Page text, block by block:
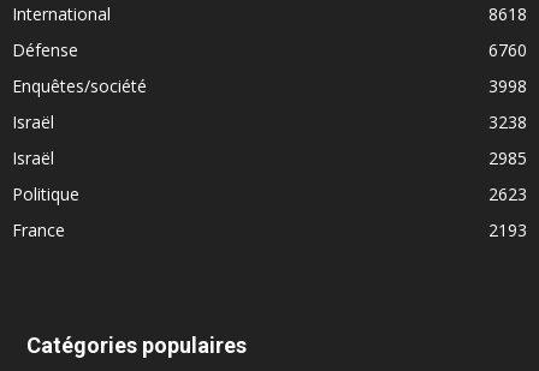
International
8618
Défense
6760
Enquêtes/société
3998
Israël
3238
Israël
2985
Politique
2623
France
2193
Catégories populaires